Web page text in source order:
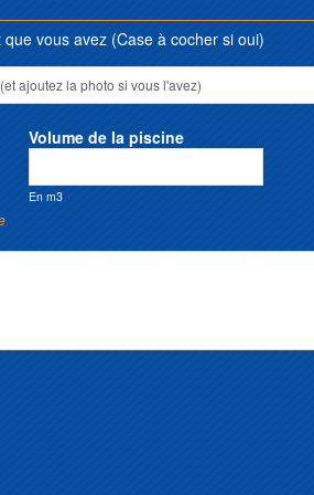
vous avez (Case à cocher si oui)
Volume de la piscine
En m3